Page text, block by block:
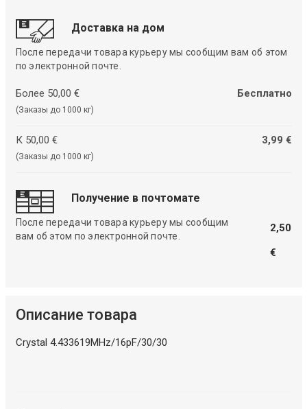
Доставка на дом
После передачи товара курьеру мы сообщим вам об этом
по электронной почте.
Более 50,00 €
(Заказы до 1000 кг)
Бесплатно
К 50,00 €
(Заказы до 1000 кг)
3,99 €
Получение в почтомате
После передачи товара курьеру мы сообщим
вам об этом по электронной почте.
2,50
€
Описание товара
Crystal 4.433619MHz/16pF/30/30